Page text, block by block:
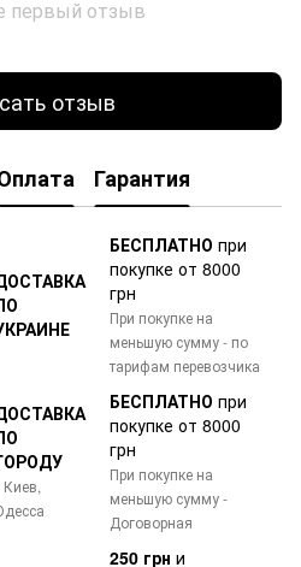
первый отзыв
отзыв
Гарантия
БЕСПЛАТНО при
покупке от 8000
грн
При покупке на
меньшую сумму - по
тарифам перевозчика
Киев,
БЕСПЛАТНО при
покупке от 8000
грн
При покупке на
меньшую сумму -
Договорная
250 грн и